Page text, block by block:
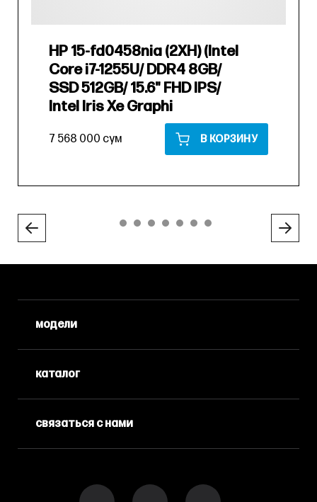
HP 15-fd0458nia (2XH) (Intel
Core i7-1255U/ DDR4 8GB/
SSD 512GB/ 15.6" FHD IPS/
Intel Iris Xe Graphi
7 568 000 сум В КОРЗИНУ
модели
каталог
связаться с нами